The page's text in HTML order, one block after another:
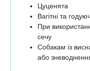
Цуценята
Вагітні та
При
сечу
Собакам із
або